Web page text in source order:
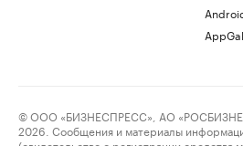
© ООО «БИЗНЕСПРЕСС», АО
2026. Сообщения и материалы